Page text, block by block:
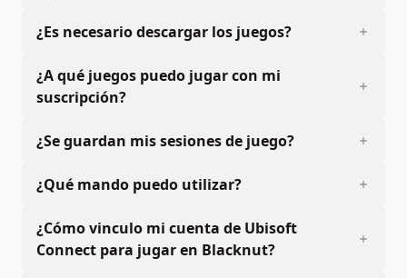
¿Es necesario descargar los juegos?
¿A qué juegos puedo jugar con mi
suscripción?
¿Se guardan mis sesiones de juego?
¿Qué mando puedo utilizar?
¿Cómo vinculo mi cuenta de Ubisoft
Connect para jugar en Blacknut?